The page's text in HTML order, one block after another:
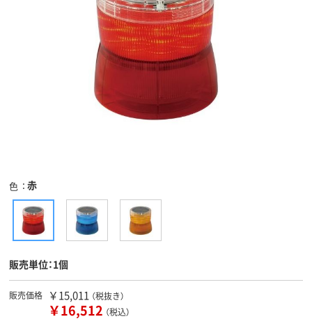
色 赤
販売単位：1個
販売価格 ￥15,011 （税抜き）
￥16,512 （税込）